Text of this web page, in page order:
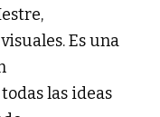
Es una
las ideas